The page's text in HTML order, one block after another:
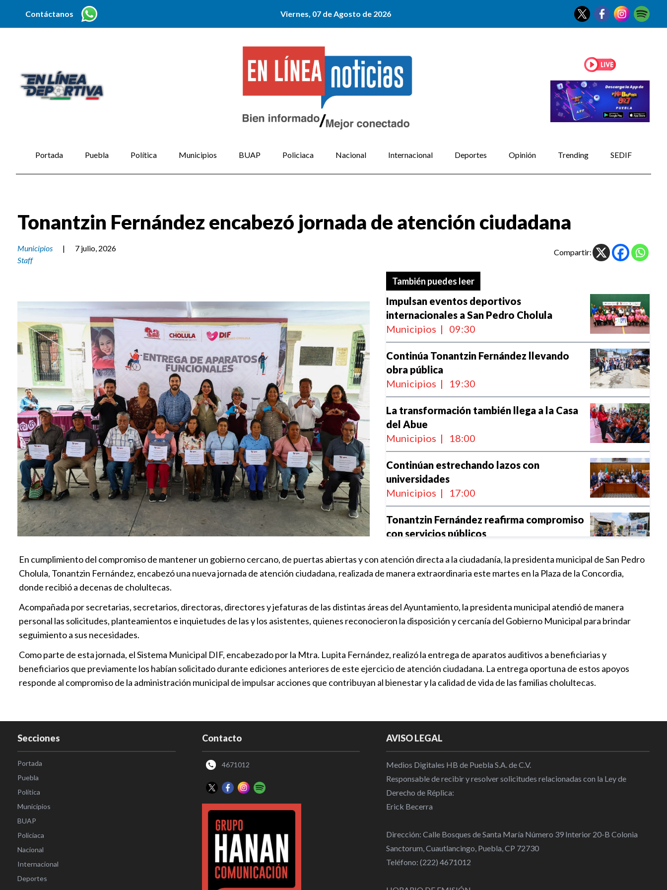
Contáctanos Viernes, 07 de Agosto de 2026
Portada Puebla Política Municipios BUAP Policiaca Nacional Internacional Deportes Opinión Trending SEDIF
Tonantzin Fernández encabezó jornada de atención ciudadana
Municipios |
7 julio, 2026
Staff
Compartir:
También puedes leer
Impulsan eventos deportivos
internacionales a San Pedro Cholula
Municipios | 09:30
Continúa Tonantzin Fernández llevando
obra pública
Municipios | 19:30
La transformación también llega a la Casa
del Abue
Municipios | 18:00
Continúan estrechando lazos con
universidades
Municipios | 17:00
Tonantzin Fernández reafirma compromiso
con servicios públicos
Impulsan el rescate de espacios públicos en
SEDIF | 13:00
Municipios | 17:56
Detienen a dos probables responsables de
Tonantzin Fernández impulsa nuevas obras
Municipios | 20:14
Recupera SSC de San Pedro Cholula
tractocamión y remolque
En cumplimiento del compromiso de mantener un gobierno cercano, de puertas abiertas y con atención directa a la ciudadanía, la presidenta municipal de San Pedro
Cholula, Tonantzin Fernández, encabezó una nueva jornada de atención ciudadana, realizada de manera extraordinaria este martes en la Plaza de la Concordia,
donde recibió a decenas de cholultecas.
Acompañada por secretarias, secretarios, directoras, directores y jefaturas de las distintas áreas del Ayuntamiento, la presidenta municipal atendió de manera
personal las solicitudes, planteamientos e inquietudes de las y los asistentes, quienes reconocieron la disposición y cercanía del Gobierno Municipal para brindar
seguimiento a sus necesidades.
Como parte de esta jornada, el Sistema Municipal DIF, encabezado por la Mtra. Lupita Fernández, realizó la entrega de aparatos auditivos a beneficiarias y
beneficiarios que previamente los habían solicitado durante ediciones anteriores de este ejercicio de atención ciudadana. La entrega oportuna de estos apoyos
responde al compromiso de la administración municipal de impulsar acciones que contribuyan al bienestar y la calidad de vida de las familias cholultecas.
Secciones
Portada
Puebla
Política
Municipios
BUAP
Policiaca
Nacional
Internacional
Deportes
Contacto
4671012
AVISO LEGAL
Medios Digitales HB de Puebla S.A. de C.V.
Responsable de recibir y resolver solicitudes relacionadas con la Ley de
Derecho de Réplica:
Erick Becerra
Dirección: Calle Bosques de Santa María Número 39 Interior 20-B Colonia
Sanctorum, Cuautlancingo, Puebla, CP 72730
Teléfono: (222) 4671012